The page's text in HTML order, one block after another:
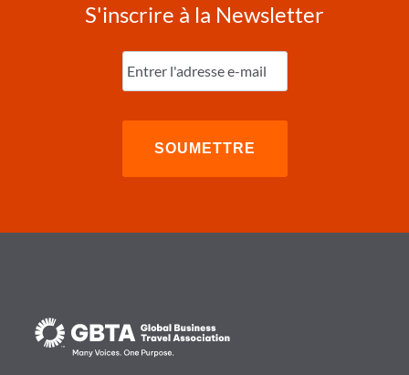
S'inscrire à la Newsletter
Entrez
l'e-
mail